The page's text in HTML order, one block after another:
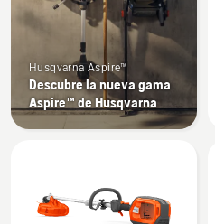
Husqvarna Aspire™
Descubre la nueva gama
Aspire™ de Husqvarna